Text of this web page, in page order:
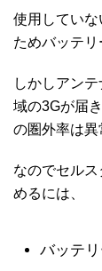
使用してい
ためバッテリ
しかしアン
域の3Gが届
の圏外率は異
なのでセル
めるには、
バッテ